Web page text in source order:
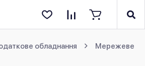
обладнання Мережеве